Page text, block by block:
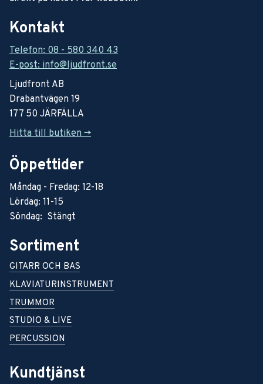
Kontakt
Telefon: 08 - 580 340 43
E-post: info@ljudfront.se
Ljudfront AB
Drabantvägen 19
177 50 JÄRFÄLLA
Hitta till butiken ->
Öppettider
Måndag - Fredag: 12-18
Lördag: 11-15
Söndag: Stängt
Sortiment
GITARR OCH BAS
KLAVIATURINSTRUMENT
TRUMMOR
STUDIO & LIVE
PERCUSSION
Kundtjänst